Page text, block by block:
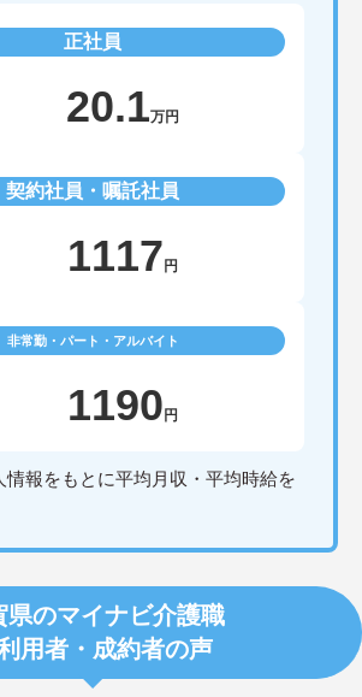
正社員
20.1万円
契約社員・嘱託社員
1117円
非常勤・パート・アルバイト
1190円
報をもとに平均月収・平均時給を
県のマイナビ介護職
用者・成約者の声